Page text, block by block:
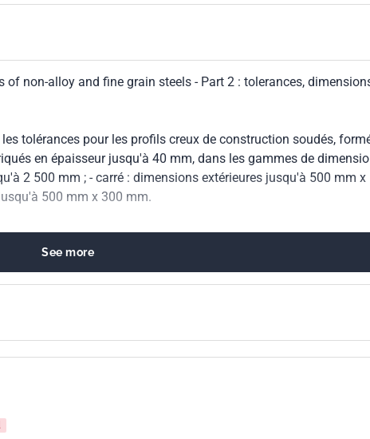
non-alloy and fine grain steels - Part 2 : tolerances,
tolérances pour les profils creux de construction soudés,
en épaisseur jusqu'à 40 mm, dans les gammes de
2 500 mm ; - carré : dimensions extérieures jusqu'à 500 mm x
500 mm x 300 mm.
See more